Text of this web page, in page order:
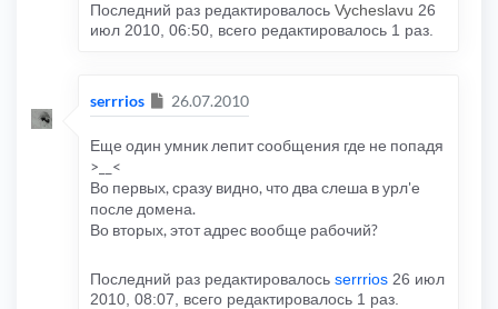
Последний раз редактировалось Vycheslavu 26
июл 2010, 06:50, всего редактировалось 1 раз.
serrrios Сообщение
26.07.2010
Еще один умник лепит сообщения где не попадя
>__<
Во первых, сразу видно, что два слеша в урл'е
после домена.
Во вторых, этот адрес вообще рабочий?
Последний раз редактировалось serrrios 26 июл
2010, 08:07, всего редактировалось 1 раз.